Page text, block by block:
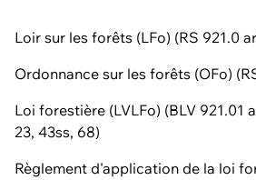
Loir sur les forêts (LFo) (RS 921.0
Ordonnance sur les forêts (OFo)
Loi forestière (LVLFo) (BLV 921.01
23, 43ss, 68)
Règlement d'application de la loi